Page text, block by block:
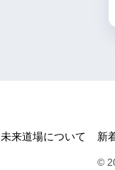
未来道場について 新
©